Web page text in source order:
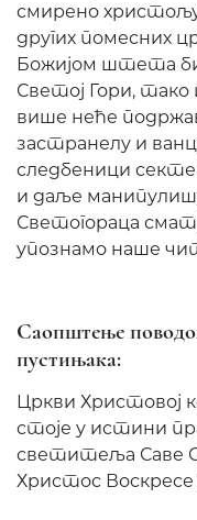
смирено
других помесних
Божијом штета
Светој Гори, тако
више неће
застранелу и
следбеници
и даље
Светогораца
упознамо наше
Саопштење
пустињака:
Цркви Христовој
стоје у истини
светитеља Саве
Христос Воскресе